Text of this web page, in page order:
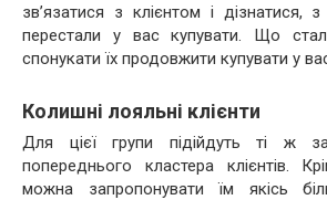
зв’язатися з клієнтом і дізнатися,
перестали у вас купувати. Що
спонукати їх продовжити купувати у
Колишні лояльні клієнти
Для цієї групи підійдуть ті ж
попереднього кластера клієнтів.
можна запропонувати їм якісь